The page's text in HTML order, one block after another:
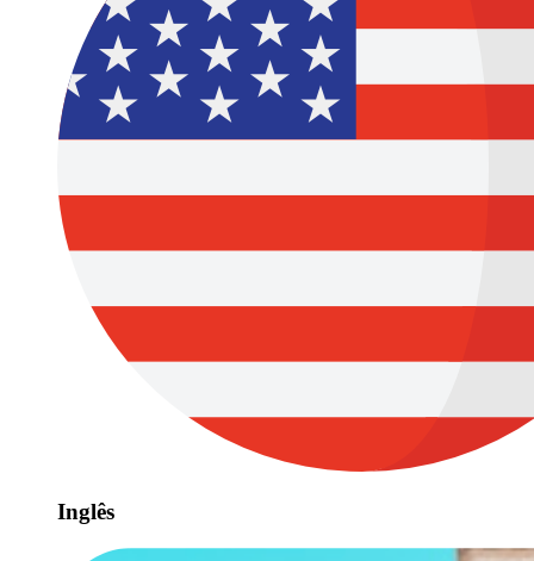
Inglês